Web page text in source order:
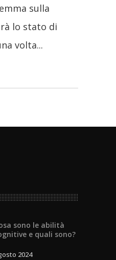
sulla
lo stato di
volta
sono le abilità
e quali sono?
2024